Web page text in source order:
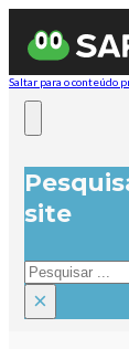
Saltar para o conteúdo
site
Pesquisar
×